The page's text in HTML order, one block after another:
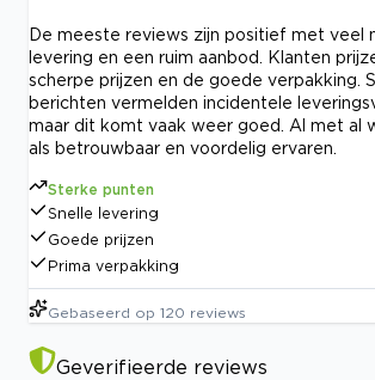
De meeste reviews zijn positief met veel
levering en een ruim aanbod. Klanten
scherpe prijzen en de goede verpakking.
berichten vermelden incidentele
maar dit komt vaak weer goed. Al met al
als betrouwbaar en voordelig ervaren.
Sterke punten
Snelle levering
Goede prijzen
Prima verpakking
Gebaseerd op 120 reviews
Geverifieerde reviews